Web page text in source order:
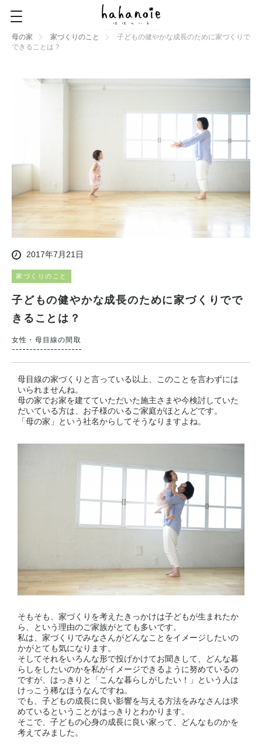
母の家 家づくりのこと
子どもの健やかな成長のために家づくりで
できることは？
2017年7月21日
家づくりのこと
子どもの健やかな成長のために家づくりでで
きることは？
女性・母目線の間取
母目線の家づくりと言っている以上、このことを言わずには
いられませんね。
母の家でお家を建てていただいた施主さまや今検討していた
だいている方は、お子様のいるご家庭がほとんどです。
「母の家」という社名からしてそうなりますよね。
そもそも、家づくりを考えたきっかけは子どもが生まれたか
ら、という理由のご家族がとても多いです。
私は、家づくりでみなさんがどんなことをイメージしたいの
かがとても気になります。
そしてそれをいろんな形で投げかけてお聞きして、どんな暮
らしをしたいのかを私がイメージできるように努めているの
ですが、はっきりと「こんな暮らしがしたい！」という人は
けっこう稀なほうなんですね。
でも、子どもの成長に良い影響を与える方法をみなさんは求
めているということがはっきりとわかります。
そこで、子どもの心身の成長に良い家って、どんなものかを
考えてみました。